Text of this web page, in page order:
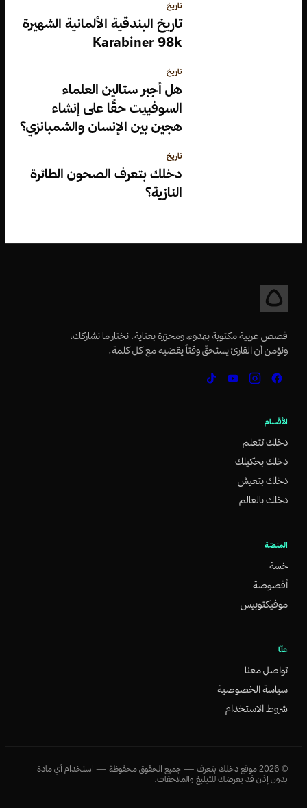
تاريخ
تاريخ البندقية الألمانية الشهيرة
Karabiner 98k
تاريخ
هل أجبر ستالين العلماء
السوفييت حقًا على إنشاء
هجين بين الإنسان والشمبانزي؟
تاريخ
دخلك بتعرف الصحون الطائرة
النازية؟
قصص عربية مكتوبة بهدوء، ومحرّرة بعناية. نختار ما نشاركك،
ونؤمن أن القارئ يستحقّ وقتاً يقضيه مع كل كلمة.
الأقسام
دخلك تتعلم
دخلك بحكيلك
دخلك بتعيش
دخلك بالعالم
المنصّة
خسة
أقصوصة
موفيكتوبيس
عنّا
تواصل معنا
سياسة الخصوصية
شروط الاستخدام
©
2026 موقع دخلك بتعرف — جميع الحقوق محفوظة — استخدام أي مادة
بدون إذن قد يعرضك للتبليغ والملاحقات.